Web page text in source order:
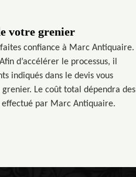
votre grenier
confiance à Marc Antiquaire.
d’accélérer le processus, il
indiqués dans le devis vous
Le coût total dépendra des
effectué par Marc Antiquaire.